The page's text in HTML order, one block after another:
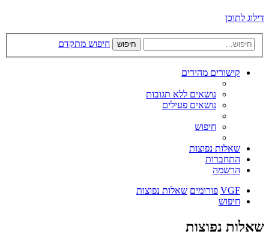
דילוג לתוכן
חיפוש חיפוש מתקדם
קישורים מהירים
נושאים ללא תגובות
נושאים פעילים
חיפוש
שאלות נפוצות
התחברות
הרשמה
VGF פורומים שאלות נפוצות
חיפוש
שאלות נפוצות